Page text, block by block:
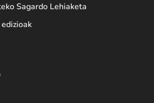
Sagardo Lehiaketa